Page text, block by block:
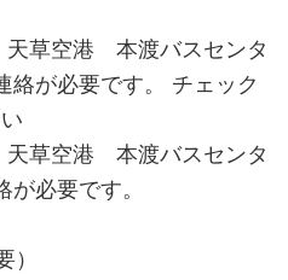
草空港 本渡バスセンタ
が必要です。 チェック
草空港 本渡バスセンタ
必要です。